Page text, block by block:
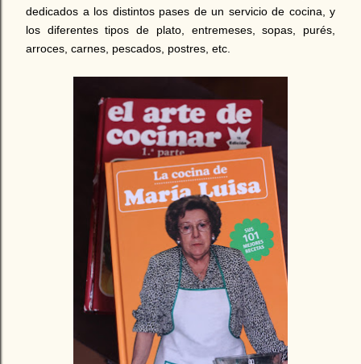
dedicados a los distintos pases de un servicio de cocina, y
los diferentes tipos de plato, entremeses, sopas, purés,
arroces, carnes, pescados, postres, etc.